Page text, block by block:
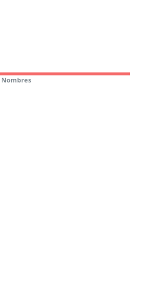
Nombres